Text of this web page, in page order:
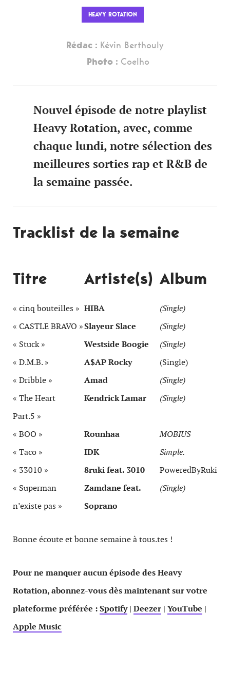
HEAVY ROTATION
Rédac : Kévin Berthouly
Photo : Coelho
Nouvel épisode de notre playlist
Heavy Rotation, avec, comme
chaque lundi, notre sélection des
meilleures sorties rap et R&B de
la semaine passée.
Tracklist de la semaine
Titre Artiste(s) Album
« cinq bouteilles » HIBA
(Single)
« CASTLE BRAVO »Slayeur Slace
(Single)
« Stuck »
Westside Boogie
(Single)
« D.M.B. »
A$AP Rocky
(Single)
« Dribble »
Amad
(Single)
« The Heart
Part.5 »
Kendrick Lamar (Single)
« BOO » Rounhaa
MOBIUS
« Taco »
IDK
Simple.
« 33010 »
8ruki feat. 3010
PoweredByRuki
« Superman
n’existe pas »
Zamdane feat.
Soprano
(Single)
Bonne écoute et bonne semaine à tous.tes !
Pour ne manquer aucun épisode des Heavy
Rotation, abonnez-vous dès maintenant sur votre
plateforme préférée :Spotify| Deezer | YouTube |
Apple Music